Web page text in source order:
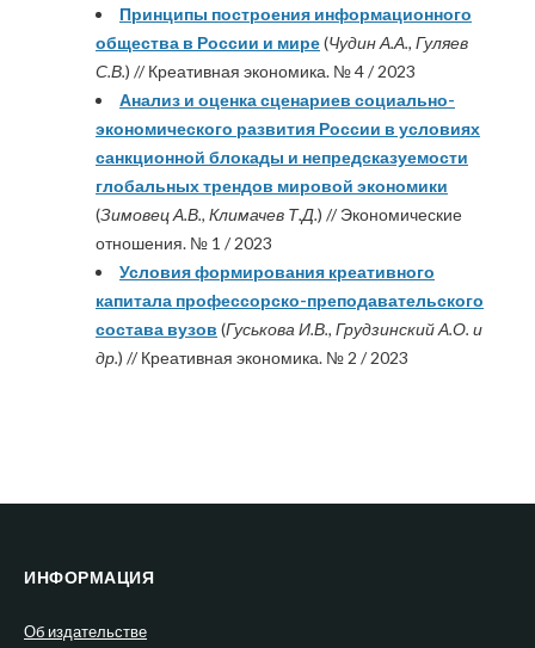
Принципы построения информационного
общества в России и мире(Чудин А.А., Гуляев
С.В.) // Креативная экономика. № 4 / 2023
Анализ и оценка сценариев социально-
экономического развития России в условиях
санкционной блокады и непредсказуемости
глобальных трендов мировой экономики
(Зимовец А.В., Климачев Т.Д.) // Экономические
отношения. № 1 / 2023
Условия формирования креативного
капитала профессорско-преподавательского
состава вузов (Гуськова И.В., Грудзинский А.О. и
др.) // Креативная экономика. № 2 / 2023
ИНФОРМАЦИЯ
Об издательстве